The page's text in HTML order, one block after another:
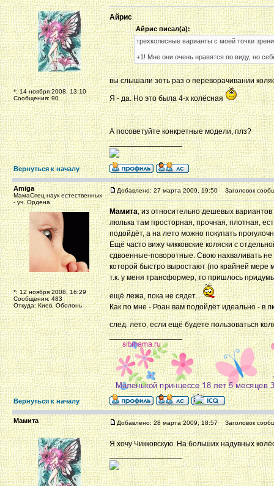
*: 14 ноября 2008, 13:10
Сообщения: 90
Айрис
Айрис писал(а):
трехколесные варианты с моей точки
+1! Мне они очень нравятся по виду, но
вы слышали зоть раз о переворачивании
Я - да. Но это была 4-х колёсная
А посоветуйте конкретные модели, плз?
_________________
Вернуться к началу
Amiga
МамаСпец наук естественных
- уч. Ордена
*: 12 ноября 2008, 16:29
Сообщения: 483
Откуда: Киев, Оболонь
Добавлено: 27 марта 2009, 19:50 Заголовок
Мамита, из относительно дешевых
люлька там просторная, прочная, плотная,
подойдёт, а на лето можно покупать
Ещё часто вижу чикковские коляски с
сдвоенные-поворотные. Свою нахваливать
которой быстро выростают (по крайней мере
т.к. у меня трансформер, то пришлось
ещё лежа, пока не сядет...
Как по мне - Роан вам подойдёт идеально - в
след. лето, если ещё будете пользоваться
_________________
Вернуться к началу
Мамита Добавлено: 28 марта 2009, 18:57 Заголовок
Я хочу Чикковскую. На больших надувных
_________________